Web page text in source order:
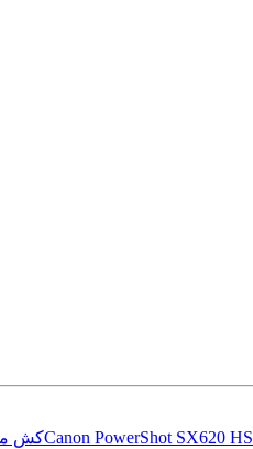
Canon PowerShot SX620 HSکش